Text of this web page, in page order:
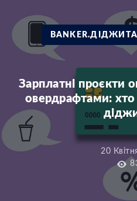
Зарплатні проєкти
овердрафтами: хто
20